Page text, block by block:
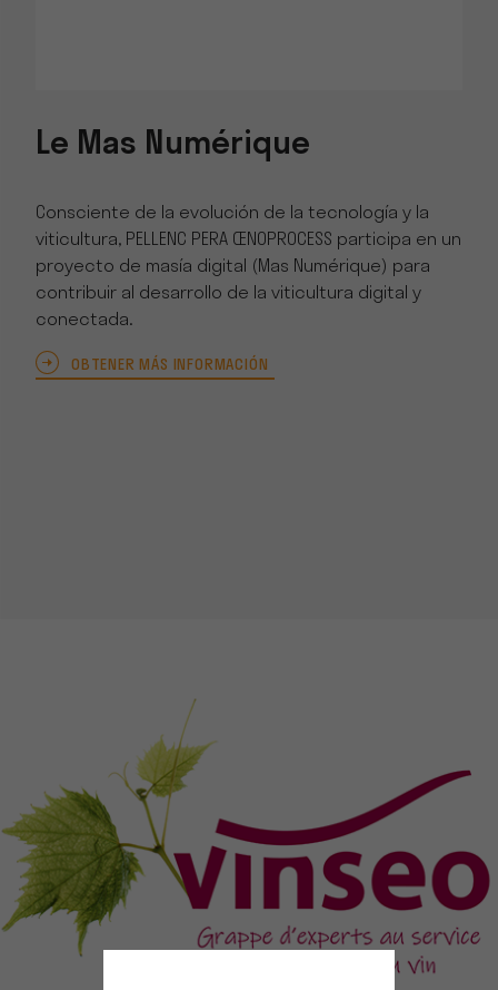
Le Mas Numérique
Consciente de la evolución de la tecnología y la
viticultura, PELLENC PERA ŒNOPROCESS participa en un
proyecto de masía digital (Mas Numérique) para
contribuir al desarrollo de la viticultura digital y
conectada.
OBTENER MÁS INFORMACIÓN